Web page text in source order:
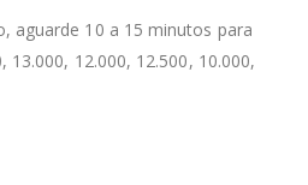
aguarde 10 a 15 minutos para
13.000, 12.000, 12.500, 10.000,